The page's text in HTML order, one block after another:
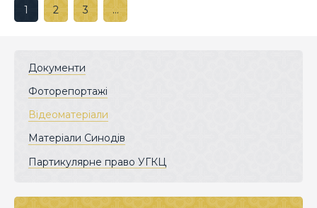
1 2 3 …
Документи
Фоторепортажі
Відеоматеріали
Матеріали Синодів
Партикулярне право УГКЦ